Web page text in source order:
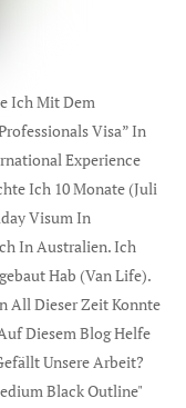
Ich Mit Dem
Visa” In
Experience
Ich 10 Monate (Juli
Visum In
In Australien. Ich
Hab (Van Life).
All Dieser Zeit Konnte
Diesem Blog Helfe
Unsere Arbeit?
Black Outline"